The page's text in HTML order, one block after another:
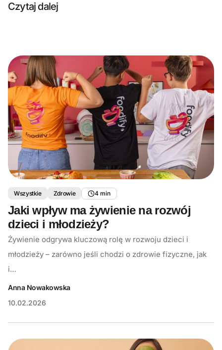
Czytaj dalej
Wszystkie Zdrowie 4 min
Jaki wpływ ma żywienie na rozwój
dzieci i młodzieży?
Żywienie odgrywa kluczową rolę w rozwoju dzieci i
młodzieży – zarówno jeśli chodzi o zdrowie fizyczne, jak
i…
Anna Nowakowska
10.02.2026